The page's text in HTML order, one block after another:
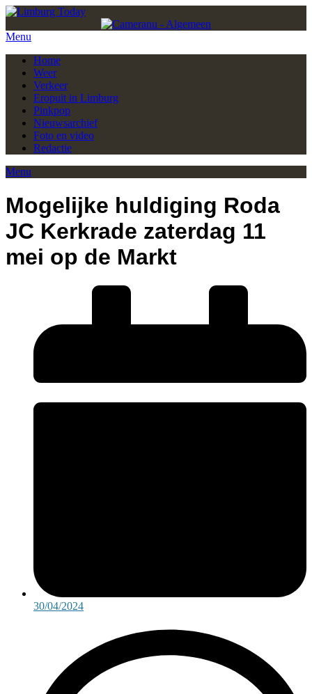
Menu
Home
Weer
Verkeer
Eropuit in Limburg
Pinkpop
Nieuwsarchief
Foto en video
Redactie
Menu
Mogelijke huldiging Roda
JC Kerkrade zaterdag 11
mei op de Markt
30/04/2024